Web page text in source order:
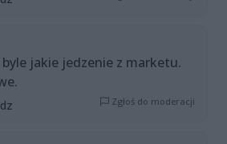
jakie jedzenie z marketu.
Zgłoś do moderacji